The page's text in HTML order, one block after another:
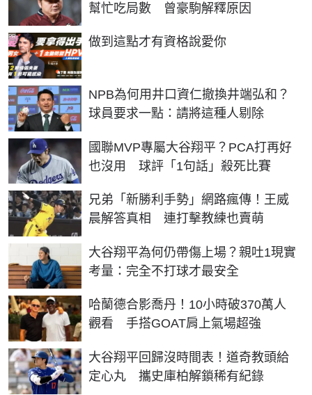
幫忙吃局數 曾豪駒解釋原因
做到這點才有資格說愛你
PR
NPB為何用井口資仁撤換井端弘和？
球員要求一點：請將這種人剔除
國聯MVP專屬大谷翔平？PCA打再好
也沒用 球評「1句話」殺死比賽
兄弟「新勝利手勢」網路瘋傳！王威
晨解答真相 連打擊教練也賣萌
大谷翔平為何仍帶傷上場？親吐1現實
考量：完全不打球才最安全
哈蘭德合影喬丹！10小時破370萬人
觀看 手搭GOAT肩上氣場超強
大谷翔平回歸沒時間表！道奇教頭給
定心丸 攜史庫柏解鎖稀有紀錄